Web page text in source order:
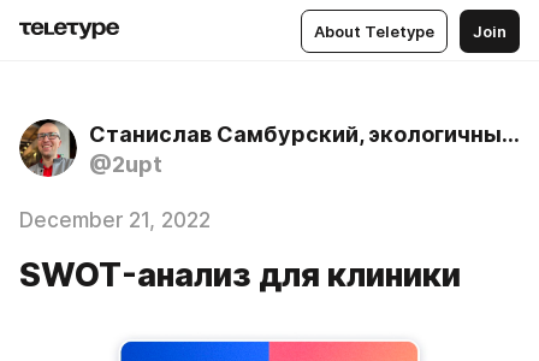
About Teletype Join
Станислав Самбурский, экологичный психолог
@2upt
December 21, 2022
SWOT-анализ для клиники